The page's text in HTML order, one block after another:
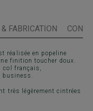
FABRICATION
réalisée en popeline
finition toucher doux.
col français,
business.
très légèrement cintrées